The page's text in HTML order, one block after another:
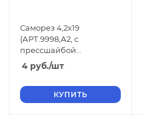
Саморез 4,2х19
(АРТ.9998,А2, с
прессшайбой
сверло.крест/шл.)
4 руб./шт
КУПИТЬ